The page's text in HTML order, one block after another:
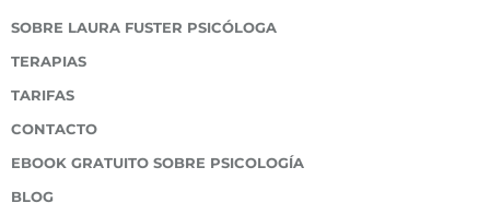
SOBRE LAURA FUSTER PSICÓLOGA
TERAPIAS
TARIFAS
CONTACTO
EBOOK GRATUITO SOBRE PSICOLOGÍA
BLOG